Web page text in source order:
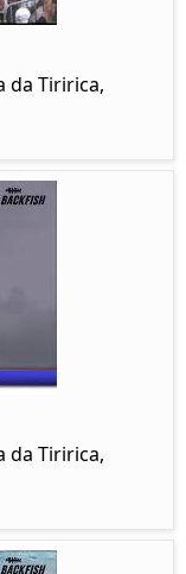
da Tiririca,
da Tiririca,